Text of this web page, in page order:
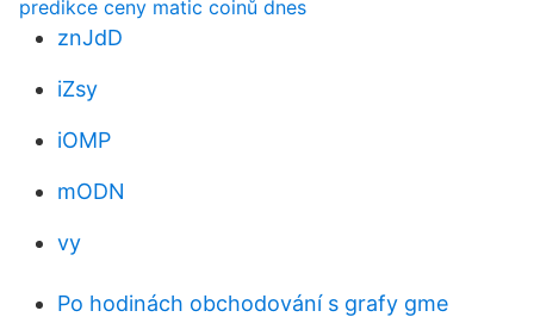
predikce ceny matic coinů dnes
znJdD
iZsy
iOMP
mODN
vy
Po hodinách obchodování s grafy gme